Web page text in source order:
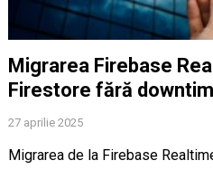
Migrarea Firebase
Firestore fără
27 aprilie 2025
Migrarea de la Firebase